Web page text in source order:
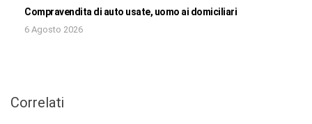
Compravendita di auto usate, uomo ai domiciliari
6 Agosto 2026
Correlati